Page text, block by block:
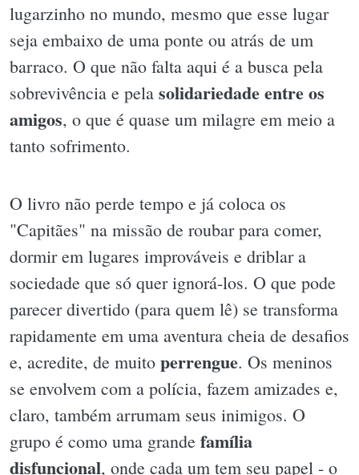
lugarzinho no mundo, mesmo que esse lugar
seja embaixo de uma ponte ou atrás de um
barraco. O que não falta aqui é a busca pela
sobrevivência e pela solidariedade entre os
amigos, o que é quase um milagre em meio a
tanto sofrimento.
O livro não perde tempo e já coloca os
"Capitães" na missão de roubar para comer,
dormir em lugares improváveis e driblar a
sociedade que só quer ignorá-los. O que pode
parecer divertido (para quem lê) se transforma
rapidamente em uma aventura cheia de desafios
e, acredite, de muito perrengue. Os meninos
se envolvem com a polícia, fazem amizades e,
claro, também arrumam seus inimigos. O
grupo é como uma grande família
disfuncional, onde cada um tem seu papel - o